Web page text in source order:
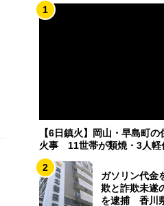
1
【6日鎮火】岡山・早島町
火事 11世帯が類焼・3人軽
2
ガソリン代
欺と詐欺未遂
を逮捕 香川